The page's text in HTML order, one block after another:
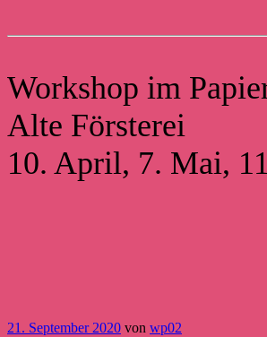
Workshop im
Alte Försterei
10. April, 7. Mai,
21. September 2020 von wp02